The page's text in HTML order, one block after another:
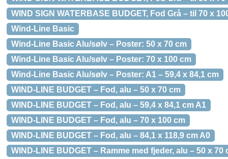
WIND SIGN WATERBASE BUDGET, Fod Grå – til 70 x
Wind-Line Basic
Wind-Line Basic Alu/sølv – Poster: 50 x 70 cm
Wind-Line Basic Alu/sølv – Poster: 70 x 100 cm
Wind-Line Basic Alu/sølv – Poster: A1 – 59,4 x 84,1 cm
WIND-LINE BUDGET – Fod, alu – 50 x 70 cm
WIND-LINE BUDGET – Fod, alu – 59,4 x 84,1 cm A1
WIND-LINE BUDGET – Fod, alu – 70 x 100 cm
WIND-LINE BUDGET – Fod, alu – 84,1 x 118,9 cm A0
WIND-LINE BUDGET – Ramme med fjeder, alu – 50 x 70